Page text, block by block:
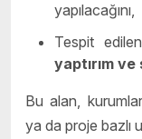
yapılacağını,
Tespit
yaptırım
Bu alan,
ya da proje bazlı